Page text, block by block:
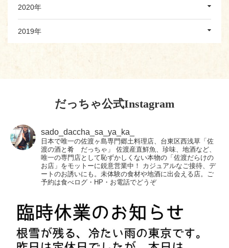
2020年
2019年
だっちゃ公式Instagram
sado_daccha_sa_ya_ka_
日本で唯一の佐渡ヶ島専門郷土料理店、台東区西浅草「佐
渡の酒と肴 だっちゃ」
佐渡産直鮮魚、珍味、地酒など、
唯一の専門店として恥ずかしくない本物の「佐渡だらけの
お店」をモットーに鋭意営業中！
カジュアルなご接待、デ
ートのお誘いにも。未体験の食材や地酒に出会える店。ご
予約は食べログ・HP・お電話でどうぞ